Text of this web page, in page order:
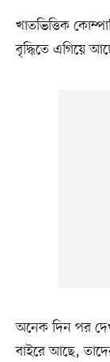
খাতভিত্তিক
বৃদ্ধিতে এগিয়ে
অনেক দিন পর
বাইরে আছে,